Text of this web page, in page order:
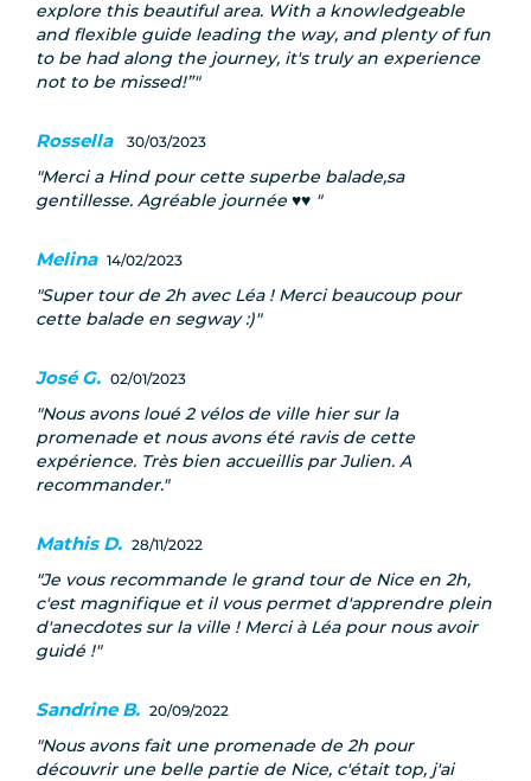
explore this beautiful area. With a knowledgeable
and flexible guide leading the way, and plenty of fun
to be had along the journey, it's truly an experience
not to be missed!”
Rossella 30/03/2023
Merci a Hind pour cette superbe balade,sa
gentillesse. Agréable journée ♥️♥️
Melina 14/02/2023
Super tour de 2h avec Léa ! Merci beaucoup pour
cette balade en segway :)
José G. 02/01/2023
Nous avons loué 2 vélos de ville hier sur la
promenade et nous avons été ravis de cette
expérience. Très bien accueillis par Julien. A
recommander.
Mathis D. 28/11/2022
Je vous recommande le grand tour de Nice en 2h,
c'est magnifique et il vous permet d'apprendre plein
d'anecdotes sur la ville ! Merci à Léa pour nous avoir
guidé !
Sandrine B. 20/09/2022
Nous avons fait une promenade de 2h pour
découvrir une belle partie de Nice, c'était top, j'ai